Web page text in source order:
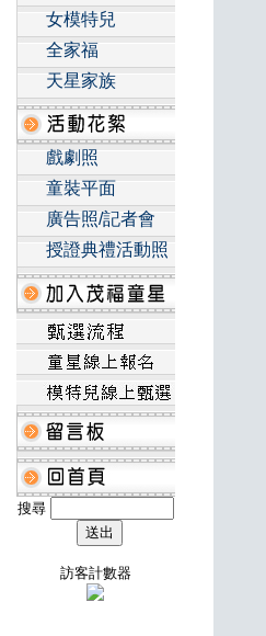
女模特兒
全家福
天星家族
戲劇照
童裝平面
廣告照/記者會
授證典禮活動照
搜尋
訪客計數器